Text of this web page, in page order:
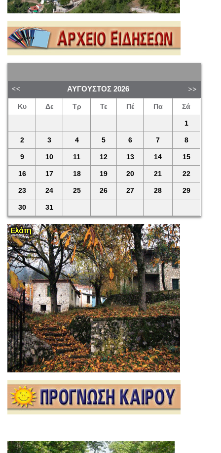
ΑΎΓΟΥΣΤΟΣ 2026
Κυ Δε Τρ Τε Πέ Πα Σά
1
2 3 4 5 6 7 8
9 10 11 12 13 14 15
16 17 18 19 20 21 22
23 24 25 26 27 28 29
30 31